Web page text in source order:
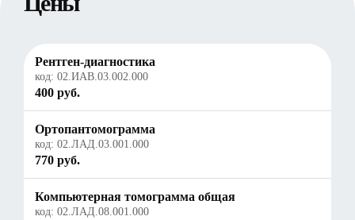
Рентген-диагностика
код: 02.ИАВ.03.002.000
400 руб.
Ортопантомограмма
код: 02.ЛАД.03.001.000
770 руб.
Компьютерная томограмма общая
код: 02.ЛАД.08.001.000